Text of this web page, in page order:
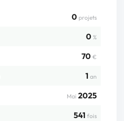
0 projets
0 %
70 €
1 an
Mai 2025
541 fois